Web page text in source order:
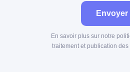
Envoyer
En savoir plus sur notre
traitement et publication des